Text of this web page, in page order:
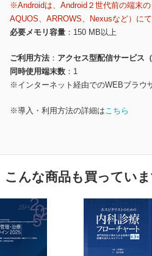
※Androidは、Android２世代前の端末
AQUOS、ARROWS、Nexusなど）に
必要メモリ容量
150 MB以上
ご利用方法
アクセス型配信サービス（
同時使用端末数
1
※インターネット経由でのWEBブラウ
※導入・利用方法の詳細はこちら
んな商品も買っていま